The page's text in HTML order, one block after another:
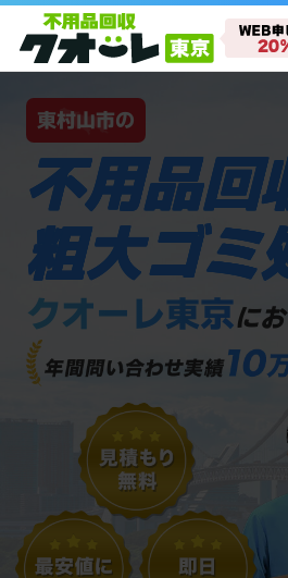
東村山市の
不用品回
粗大ゴミ
クオーレ東京に